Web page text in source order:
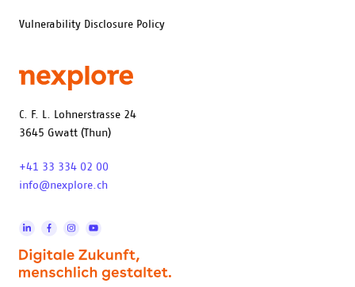
C. F. L. Lohnerstrasse 24
3645 Gwatt (Thun)
+41 33 334 02 00
info@nexplore.ch
Vulnerability Disclosure Policy